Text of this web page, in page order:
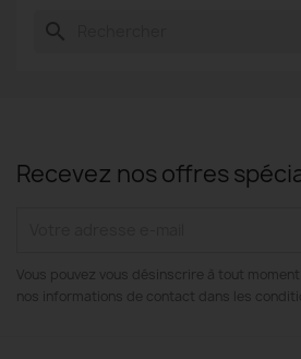
search
Recevez nos offres
Vous pouvez vous désinscrire à tout
nos informations de contact dans les